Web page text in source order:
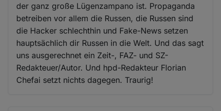
der ganz große Lügenzampano ist. Propaganda
betreiben vor allem die Russen, die Russen sind
die Hacker schlechthin und Fake-News setzen
hauptsächlich dir Russen in die Welt. Und das sagt
uns ausgerechnet ein Zeit-, FAZ- und SZ-
Redakteuer/Autor. Und hpd-Redakteur Florian
Chefai setzt nichts dagegen. Traurig!